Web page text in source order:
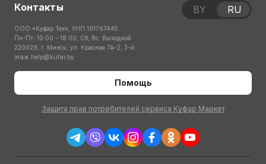
Контакты
ООО «Куфар Тех», УНП 191767445
Пн-Пт: 10:00 – 18:00; Сб, Вс: Выходной
220029, г. Минск, ул. Красная 7А-2, 3-й
этаж help@kufar.by
Помощь
Защита прав потребителей сервиса Куфар Маркет
BY RU